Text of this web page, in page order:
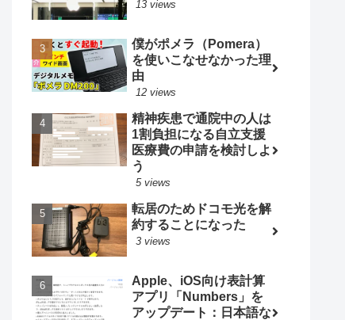
13 views
僕がポメラ（Pomera）
を使いこなせなかった理
由
12 views
精神疾患で通院中の人は
1割負担になる自立支援
医療費の申請を検討しよ
う
5 views
転居のためドコモ光を解
約することになった
3 views
Apple、iOS向け表計算
アプリ「Numbers」を
アップデート：日本語な